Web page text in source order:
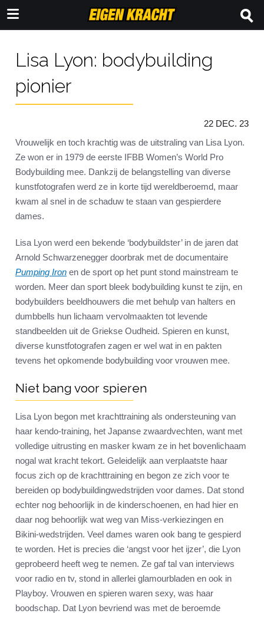
Lisa Lyon: bodybuilding
pionier
22 DEC. 23
Vrouwelijk en toch krachtig was de uitstraling van Lisa Lyon.
Ze won er in 1979 de eerste IFBB Women’s World Pro
Bodybuilding mee. Dankzij de belangstelling van diverse
kunstfotografen werd ze in korte tijd wereldberoemd, maar
kwam al snel in de schaduw te staan van gespierdere
dames.
Lisa Lyon werd een bekende ‘bodybuildster’ in de jaren dat
Arnold Schwarzenegger doorbrak met de documentaire
Pumping Iron en de sport op het punt stond mainstream te
worden. Meer dan sport bleek bodybuilding kunst te zijn, en
bodybuilders beeldhouwers die met behulp van halters en
dumbbells hun lichaam vervolmaakten tot levende
standbeelden uit de Griekse Oudheid. Spieren en kunst,
diverse kunstfotografen zagen er wel wat in en pakten
tevens het opkomende bodybuilding voor vrouwen mee.
Niet bang voor spieren
Lisa Lyon begon met krachttraining als ondersteuning van
haar kendo-training, het Japanse zwaardvechten, want met
volledige uitrusting en masker kwam ze in het bovenlichaam
nogal wat kracht tekort. Geleidelijk aan verplaatste haar
focus zich op de krachttraining en begon ze zich voor te
bereiden op bodybuildingwedstrijden voor dames. Dat stond
echter nog behoorlijk in de kinderschoenen, en had hier en
daar nog behoorlijk wat weg van Miss-verkiezingen en
Bikini-wedstrijden. Veel dames waren ook bang te gespierd
te worden. Het is precies die ‘angst voor het ijzer’, die Lyon
geprobeerd heeft weg te nemen. Ze gaf tal van interviews
voor radio en tv, stond in allerlei glamourbladen en ook in
Playboy. Vrouwen en spieren waren sexy, was haar
boodschap. Dat Lyon bevriend was met de beroemde